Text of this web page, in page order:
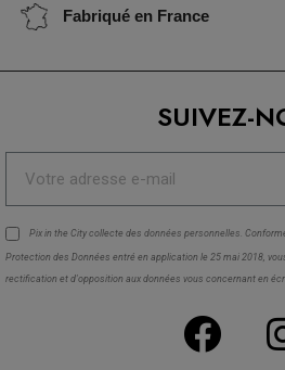
Fabriqué en France
SUIVEZ-
Pix in the City collecte des données personnelles.
Protection des Données entré en application le 25 mai 2018,
rectification et d'opposition aux données vous concernant en